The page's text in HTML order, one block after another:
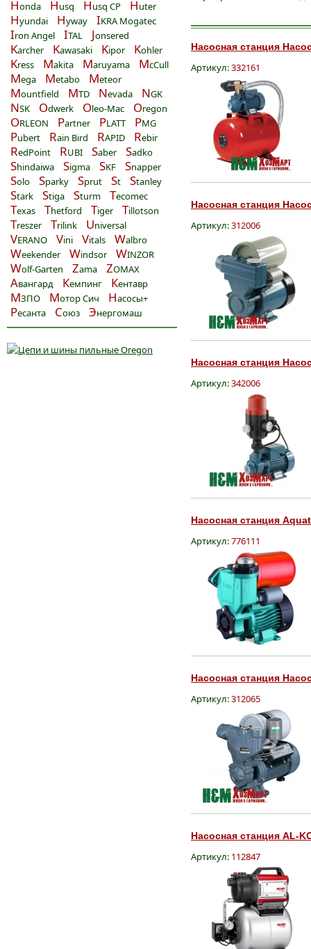
Honda Husq Husq CP Huter
Hyundai Hyway IKRA Mogatec
Iron Angel ITAL Jonsered
Karcher Kawasaki Kipor Kohler
Kress Makita Maruyama McCull
Mega Metabo Meteor
Mountfield MTD Nevada NGK
NSK Odwerk Oleo-Mac Oregon
ORLEON Partner PLATT PMG
Pubert Rain Bird RAPID Rebir
RedPoint RUBI Saber Sadko
Shindaiwa Sigma SKF Snapper
Solo Sparky Sprut St Stanley
Stark Stiga Sturm Tecomec
Texas Thetford Tiger Tillotson
Treszer Trilink Universal
VERANO Vini Vitals Walbro
Weekender Windsor WINZOR
Wolf-Garten Zama ZOMAX
Авангард Кемпинг Кентавр
МЗПО Мотор Сич Насосы+
Ресанта Союз Энергомаш
Насосная станция
Артикул:332161
Насосная станция
Артикул:312006
Насосная станция
Артикул:342006
Насосная станция
Артикул:776111
Насосная станция
Артикул:312065
Насосная станция AL-
Артикул: 112847